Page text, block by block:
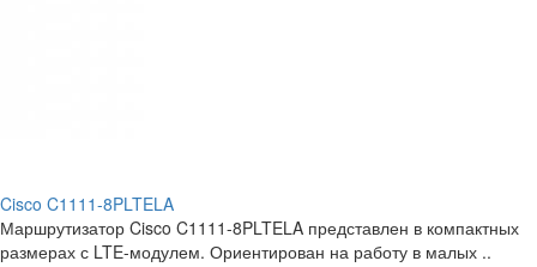
Cisco C1111-8PLTELA
Маршрутизатор Cisco C1111-8PLTELA представлен в компактных
размерах с LTE-модулем. Ориентирован на работу в малых ..